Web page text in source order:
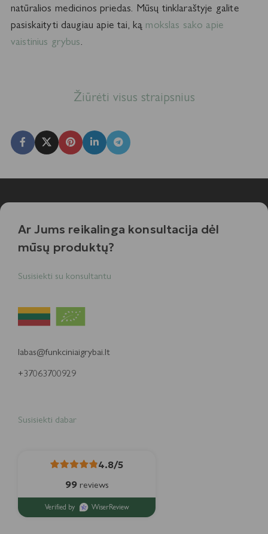
natūralios medicinos priedas. Mūsų tinklaraštyje galite
pasiskaityti daugiau apie tai, ką mokslas sako apie
vaistinius grybus.
Žiūrėti visus straipsnius
Ar Jums reikalinga konsultacija dėl
mūsų produktų?
Susisiekti su konsultantu
labas@funkciniaigrybai.lt
+37063700929
Susisiekti dabar
4.8/5
99reviews
Verified by WiserReview